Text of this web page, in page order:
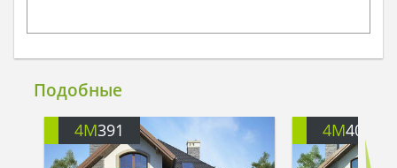
Подобные
4M391 4M401